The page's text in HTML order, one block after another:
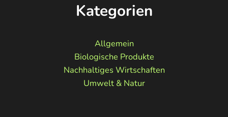
Kategorien
Allgemein
Biologische Produkte
Nachhaltiges Wirtschaften
Umwelt & Natur